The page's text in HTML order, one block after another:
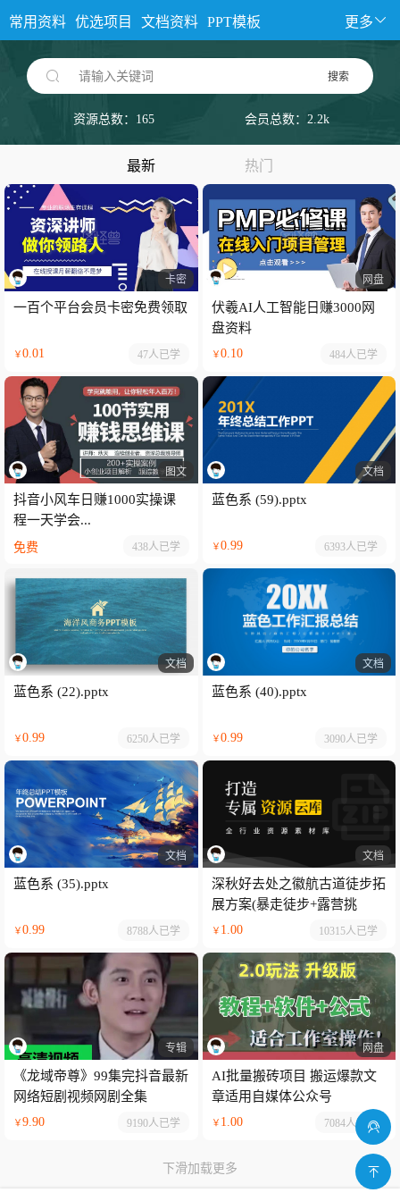
常用资料 优选项目 文档资料 PPT模板 更多
请输入关键词 搜索
资源总数：165 会员总数：2.2k
最新 热门
卡密
一百个平台会员卡密免费领取
￥0.01 47人 已学
网盘
伏羲AI人工智能日赚3000网
盘资料
￥0.10 484人 已学
图文
抖音小风车日赚1000实操课
程一天学会...
免费 438人 已学
文档
蓝色系 (59).pptx
￥0.99 6393人 已学
文档
蓝色系 (22).pptx
￥0.99 6250人 已学
文档
蓝色系 (40).pptx
￥0.99 3090人 已学
文档
蓝色系 (35).pptx
￥0.99 8788人 已学
文档
深秋好去处之徽航古道徒步拓
展方案(暴走徒步+露营挑
战).pptx
￥ 1.00 10315人 已学
专辑
《龙域帝尊》99集完抖音最新
网络短剧视频网剧全集
￥9.90 9190人 已学
网盘
AI批量搬砖项目 搬运爆款文
章适用自媒体公众号
￥ 1.00 7084人已学
下滑加载更多